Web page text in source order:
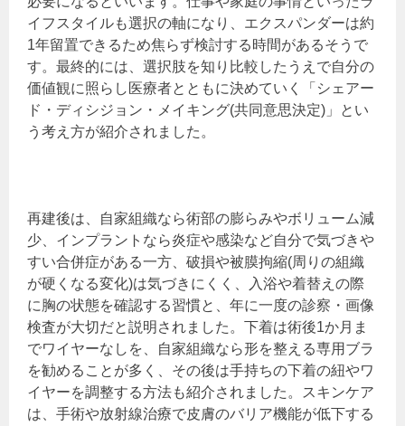
イフスタイルも選択の軸になり、エクスパンダーは約
1年留置できるため焦らず検討する時間があるそうで
す。最終的には、選択肢を知り比較したうえで自分の
価値観に照らし医療者とともに決めていく「シェアー
ド・ディシジョン・メイキング(共同意思決定)」とい
う考え方が紹介されました。
再建後は、自家組織なら術部の膨らみやボリューム減
少、インプラントなら炎症や感染など自分で気づきや
すい合併症がある一方、破損や被膜拘縮(周りの組織
が硬くなる変化)は気づきにくく、入浴や着替えの際
に胸の状態を確認する習慣と、年に一度の診察・画像
検査が大切だと説明されました。下着は術後1か月ま
でワイヤーなしを、自家組織なら形を整える専用ブラ
を勧めることが多く、その後は手持ちの下着の紐やワ
イヤーを調整する方法も紹介されました。スキンケア
は、手術や放射線治療で皮膚のバリア機能が低下する